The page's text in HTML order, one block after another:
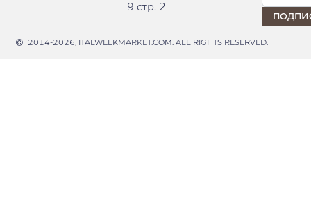
9 стр. 2
2014-2026, ITALWEEKMARKET.COM. ALL RIGHTS RESERVED.